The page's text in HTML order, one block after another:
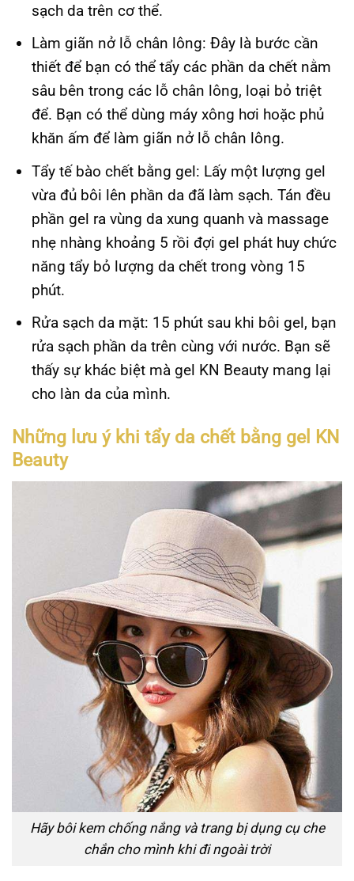
sạch da trên cơ thể.
Làm giãn nở lỗ chân lông: Đây là bước cần
thiết để bạn có thể tẩy các phần da chết nằm
sâu bên trong các lỗ chân lông, loại bỏ triệt
để. Bạn có thể dùng máy xông hơi hoặc phủ
khăn ấm để làm giãn nở lỗ chân lông.
Tẩy tế bào chết bằng gel: Lấy một lượng gel
vừa đủ bôi lên phần da đã làm sạch. Tán đều
phần gel ra vùng da xung quanh và massage
nhẹ nhàng khoảng 5 rồi đợi gel phát huy chức
năng tẩy bỏ lượng da chết trong vòng 15
phút.
Rửa sạch da mặt: 15 phút sau khi bôi gel, bạn
rửa sạch phần da trên cùng với nước. Bạn sẽ
thấy sự khác biệt mà gel KN Beauty mang lại
cho làn da của mình.
Những lưu ý khi tẩy da chết bằng gel KN
Beauty
Hãy bôi kem chống nắng và trang bị dụng cụ che
chắn cho mình khi đi ngoài trời